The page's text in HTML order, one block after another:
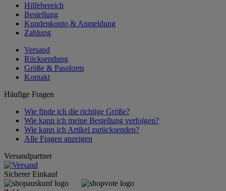
Hilfebereich
Bestellung
Kundenkonto & Anmeldung
Zahlung
Versand
Rücksendung
Größe & Passform
Kontakt
Häufige Fragen
Wie finde ich die richtige Größe?
Wie kann ich meine Bestellung verfolgen?
Wie kann ich Artikel zurücksenden?
Alle Fragen anzeigen
Versandpartner
Sicherer Einkauf